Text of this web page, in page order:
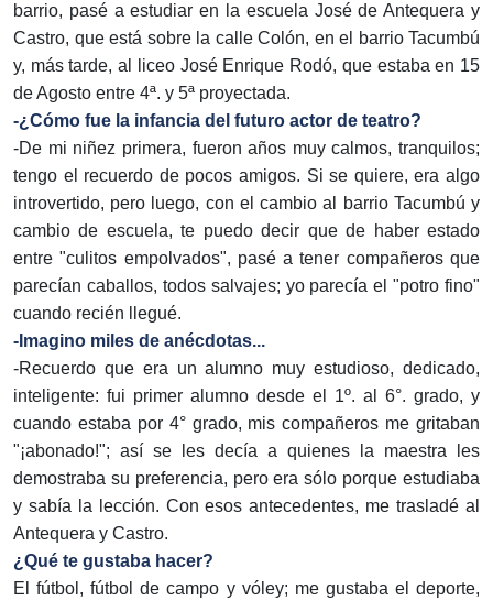
barrio, pasé a estudiar en la escuela José de Antequera y
Castro, que está sobre la calle Colón, en el barrio Tacumbú
y, más tarde, al liceo José Enrique Rodó, que estaba en 15
de Agosto entre 4ª. y 5ª proyectada.
-¿Cómo fue la infancia del futuro actor de teatro?
-De mi niñez primera, fueron años muy calmos, tranquilos;
tengo el recuerdo de pocos amigos. Si se quiere, era algo
introvertido, pero luego, con el cambio al barrio Tacumbú y
cambio de escuela, te puedo decir que de haber estado
entre "culitos empolvados", pasé a tener compañeros que
parecían caballos, todos salvajes; yo parecía el "potro fino"
cuando recién llegué.
-Imagino miles de anécdotas...
-Recuerdo que era un alumno muy estudioso, dedicado,
inteligente: fui primer alumno desde el 1º. al 6°. grado, y
cuando estaba por 4° grado, mis compañeros me gritaban
"¡abonado!"; así se les decía a quienes la maestra les
demostraba su preferencia, pero era sólo porque estudiaba
y sabía la lección. Con esos antecedentes, me trasladé al
Antequera y Castro.
¿Qué te gustaba hacer?
El fútbol, fútbol de campo y vóley; me gustaba el deporte,